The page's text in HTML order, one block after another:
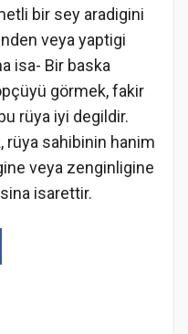
bir sey aradigini
veya yaptigi
isa- Bir baska
görmek, fakir
rüya iyi degildir.
rüya sahibinin hanim
veya zenginligine
isarettir.